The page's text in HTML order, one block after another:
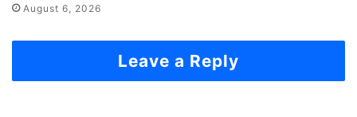
August 6, 2026
Leave a Reply